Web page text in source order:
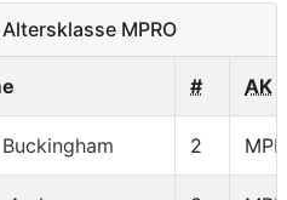
MPRO
# AK
2